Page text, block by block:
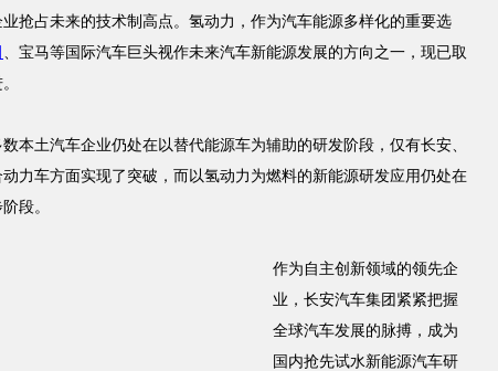
抢占未来的技术制高点。氢动力，作为汽车能源多样化的重要选
、宝马等国际汽车巨头视作未来汽车新能源发展的方向之一，现已取
土汽车企业仍处在以替代能源车为辅助的研发阶段，仅有长安、
力车方面实现了突破，而以氢动力为燃料的新能源研发应用仍处在
段。
作为自主创新领域的领先企
业，长安汽车集团紧紧把握
全球汽车发展的脉搏，成为
国内抢先试水新能源汽车研